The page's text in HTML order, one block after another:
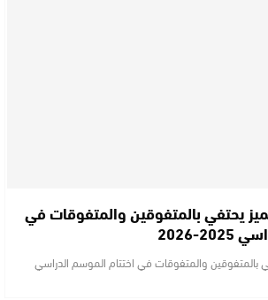
يحتفي بالمتفوقين والمتفوقات في
2026
بالمتفوقين والمتفوقات في اختتام الموسم الدراسي